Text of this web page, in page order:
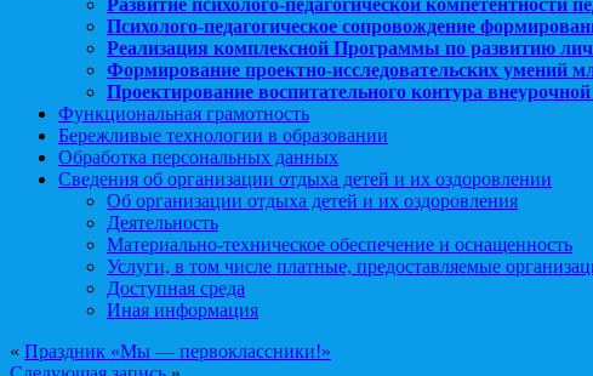
Развитие психолого-педагогической
Психолого-педагогическое сопровождение
Реализация комплексной Программы по развитию
Формирование проектно-исследовательских умений
Проектирование воспитательного контура
Функциональная грамотность
Бережливые технологии в образовании
Обработка персональных данных
Сведения об организации отдыха детей и их оздоровлении
Об организации отдыха детей и их оздоровления
Деятельность
Материально-техническое обеспечение и оснащенность
Услуги, в том числе платные, предоставляемые
Доступная среда
Иная информация
« Праздник «Мы — первоклассники!»